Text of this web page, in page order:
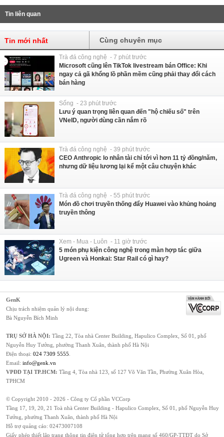
Tin liên quan
Tin mới nhất Cùng chuyên mục
Trà đá công nghệ - 7 phút trước
Microsoft cũng lên TikTok livestream bán Office: Khi
ngay cả gã khổng lồ phần mềm cũng phải thay đổi cách
bán hàng
Sống - 23 phút trước
Lưu ý quan trọng liên quan đến "hộ chiếu số" trên
VNeID, người dùng cần nắm rõ
Trà đá công nghệ - 39 phút trước
CEO Anthropic lo nhân tài chỉ tới vì hơn 11 tỷ đồng/năm,
nhưng dữ liệu lương lại kể một câu chuyện khác
Trà đá công nghệ - 55 phút trước
Món đồ chơi truyền thống đẩy Huawei vào khủng hoảng
truyền thông
Xem - Mua - Luôn - 11 giờ trước
5 món phụ kiện công nghệ trong màn hợp tác giữa
Ugreen và Honkai: Star Rail có gì hay?
GenK
Chịu trách nhiệm quản lý nội dung:
Bà Nguyễn Bích Minh
TRỤ SỞ HÀ NỘI: Tầng 22, Tòa nhà Center Building, Hapulico Complex, Số 01, phố
Nguyễn Huy Tưởng, phường Thanh Xuân, thành phố Hà Nội
Điện thoại: 024 7309 5555
Email: info@genk.vn
VPĐD TẠI TP.HCM: Tầng 4, Tòa nhà 123, số 127 Võ Văn Tần, Phường Xuân Hòa,
TPHCM
© Copyright 2010 - 2026 - Công ty Cổ phần VCCorp
Tầng 17, 19, 20, 21 Toà nhà Center Building - Hapulico Complex, Số 01, phố Nguyễn Huy
Tưởng, phường Thanh Xuân, thành phố Hà Nội
Hỗ trợ quảng cáo: 02473007108
Giấy phép thiết lập trang thông tin điện tử tổng hợp trên mạng số 460/GP-TTĐT do Sở